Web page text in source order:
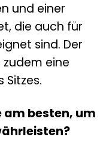
und einer
die auch für
sind. Der
eine
Sitzes.
am besten, um